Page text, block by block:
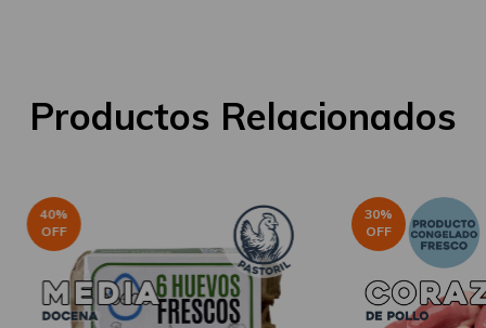
Productos Relacionados
40%
OFF
30%
OFF